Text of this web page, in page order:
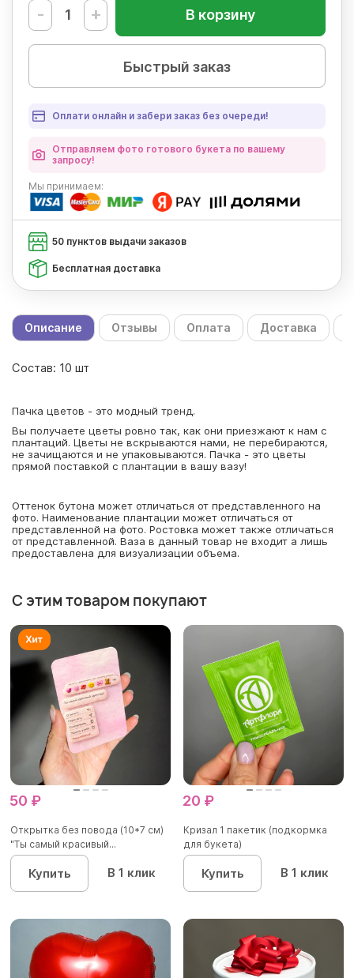
- + В корзину
Быстрый заказ
Оплати онлайн и забери заказ без очереди!
Отправляем фото готового букета по вашему
запросу!
Мы принимаем:
50 пунктов выдачи заказов
Бесплатная доставка
Описание Отзывы Оплата Доставка
Состав: 10 шт
Пачка цветов - это модный тренд.
Вы получаете цветы ровно так, как они приезжают к нам с
плантаций. Цветы не вскрываются нами, не перебираются,
не зачищаются и не упаковываются. Пачка - это цветы
прямой поставкой с плантации в вашу вазу!
Оттенок бутона может отличаться от представленного на
фото. Наименование плантации может отличаться от
представленной на фото. Ростовка может также отличаться
от представленной. Ваза в данный товар не входит а лишь
предоставлена для визуализации объема.
С этим товаром покупают
50 ₽
Открытка без повода (10*7 см)
"Ты самый красивый...
Купить В 1 клик
20 ₽
Кризал 1 пакетик (подкормка
для букета)
Купить В 1 клик